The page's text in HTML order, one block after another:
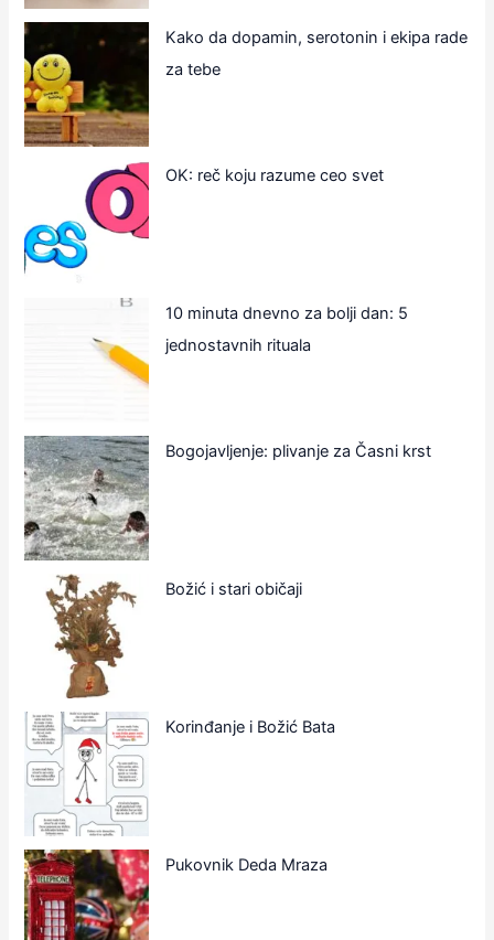
Kako da dopamin, serotonin i ekipa rade
za tebe
OK: reč koju razume ceo svet
10 minuta dnevno za bolji dan: 5
jednostavnih rituala
Bogojavljenje: plivanje za Časni krst
Božić i stari običaji
Korinđanje i Božić Bata
Pukovnik Deda Mraza